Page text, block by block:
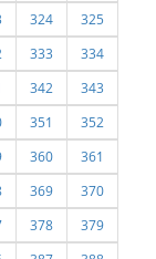
324
325
333
334
342
343
351
352
360
361
369
370
378
379